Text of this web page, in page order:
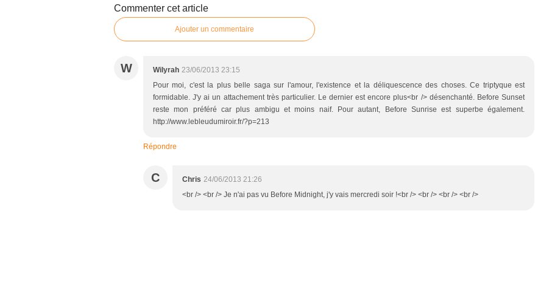
Commenter cet article
Ajouter un commentaire
W Wilyrah 23/06/2013 23:15
Pour moi, c'est la plus belle saga sur l'amour, l'existence et la déliquescence des choses. Ce triptyque est
formidable. J'y ai un attachement très particulier. Le dernier est encore plus<br /> désenchanté. Before Sunset
reste mon préféré car plus ambigu et moins naif. Pour autant, Before Sunrise est superbe également.
http://www.lebleudumiroir.fr/?p=213
Répondre
C Chris 24/06/2013 21:26
<br /> <br /> Je n'ai pas vu Before Midnight, j'y vais mercredi soir !<br /> <br /> <br /> <br />